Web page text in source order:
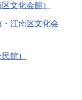
文化会館）
江南区文化会
館）